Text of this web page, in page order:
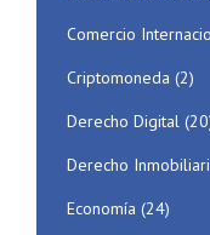
Comercio
Criptomoneda (2)
Derecho Digital
Derecho
Economía (24)